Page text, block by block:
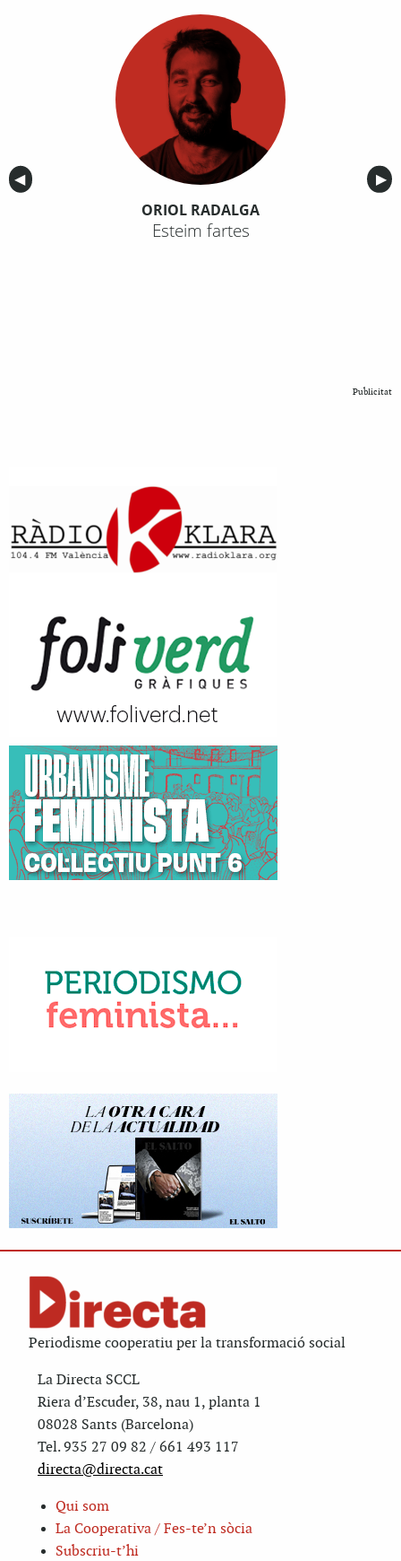
Anterior
◀︎ ▶︎
ORIOL RADALGA
Esteim fartes
Publicitat
Periodisme cooperatiu per la transformació social
La Directa SCCL
Riera d’Escuder, 38, nau 1, planta 1
08028 Sants (Barcelona)
Tel. 935 27 09 82 / 661 493 117
directa@directa.cat
Qui som
La Cooperativa / Fes-te’n sòcia
Subscriu-t’hi